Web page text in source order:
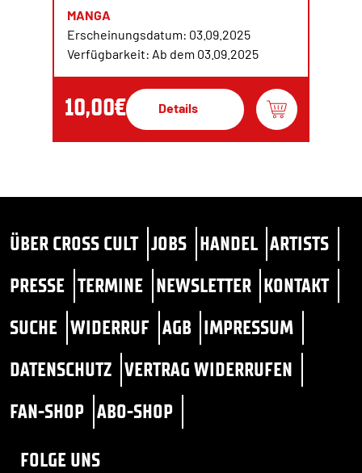
MANGA
Erscheinungsdatum: 03.09.2025
Verfügbarkeit: Ab dem 03.09.2025
10,00€ Details
ÜBER CROSS CULT JOBS HANDEL ARTISTS
PRESSE TERMINE NEWSLETTER KONTAKT
SUCHE WIDERRUF AGB IMPRESSUM
DATENSCHUTZ VERTRAG WIDERRUFEN
FAN-SHOP ABO-SHOP
FOLGE UNS